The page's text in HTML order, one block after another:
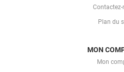
Contactez-
Plan du
MON
Mon